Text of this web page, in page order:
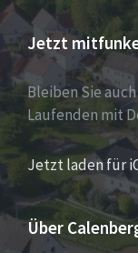
Jetzt
Bleiben Sie
Laufenden mit
Jetzt laden für
Über